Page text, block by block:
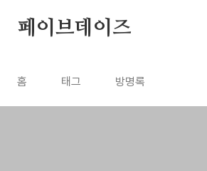
페이브데이즈
홈 태그 방명록